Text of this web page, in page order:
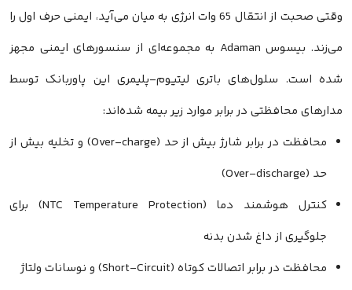
وقتی صحبت از انتقال 65 وات انرژی به میان می‌آید، ایمنی حرف اول را
می‌زند. بیسوس Adaman به مجموعه‌ای از سنسورهای ایمنی مجهز
شده است. سلول‌های باتری لیتیوم-پلیمری این پاوربانک توسط
مدارهای محافظتی در برابر موارد زیر بیمه شده‌اند:
محافظت در برابر شارژ بیش از حد (Over-charge) و تخلیه بیش از
حد (Over-discharge)
کنترل هوشمند دما (NTC Temperature Protection) برای
جلوگیری از داغ شدن بدنه
محافظت در برابر اتصالات کوتاه (Short-Circuit) و نوسانات ولتاژ